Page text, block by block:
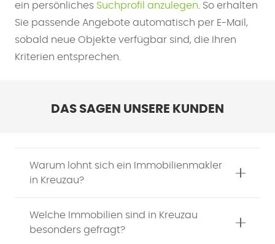
ein persönliches Suchprofil anzulegen. So erhalten
Sie passende Angebote automatisch per E-Mail,
sobald neue Objekte verfügbar sind, die Ihren
Kriterien entsprechen.
DAS SAGEN UNSERE KUNDEN
Warum lohnt sich ein Immobilienmakler
in Kreuzau?
Welche Immobilien sind in Kreuzau
besonders gefragt?